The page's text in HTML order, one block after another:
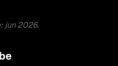
jun 2026.